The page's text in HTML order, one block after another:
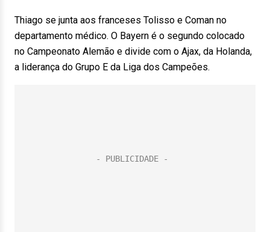
Thiago se junta aos franceses Tolisso e Coman no
departamento médico. O Bayern é o segundo colocado
no Campeonato Alemão e divide com o Ajax, da Holanda,
a liderança do Grupo E da Liga dos Campeões.